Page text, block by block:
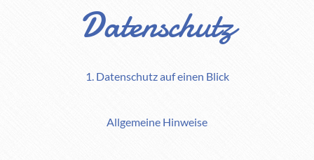
Datenschutz
1. Datenschutz auf einen Blick
Allgemeine Hinweise